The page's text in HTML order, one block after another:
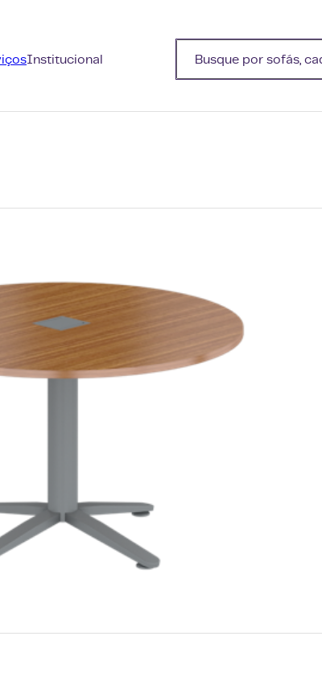
Institucional